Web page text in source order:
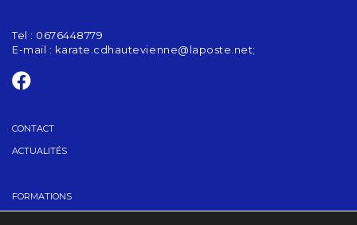
Tel : 0676448779
E-mail : karate.cdhautevienne@laposte.net;
CONTACT
ACTUALITÉS
FORMATIONS